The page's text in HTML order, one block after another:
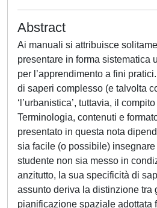
Abstract
Ai manuali si attribuisce
presentare in forma sistematica
per l’apprendimento a fini
di saperi complesso (e talvolta
‘l’urbanistica’, tuttavia, il
Terminologia, contenuti e
presentato in questa nota
sia facile (o possibile) insegnare
studente non sia messo in
anzitutto, la sua specificità di
assunto deriva la distinzione tra
pianificazione spaziale adottata